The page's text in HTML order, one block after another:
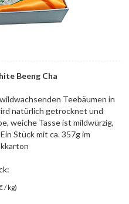
Beeng Cha
Teebäumen in
natürlich getrocknet und
weiche Tasse ist mildwürzig,
Stück mit ca. 357g im
/ kg)